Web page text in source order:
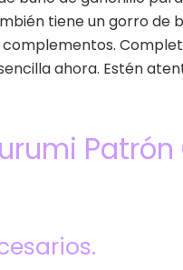
tiene un gorro de
ahora. Estén